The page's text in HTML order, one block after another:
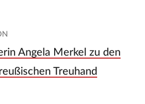
Angela Merkel zu den
Treuhand